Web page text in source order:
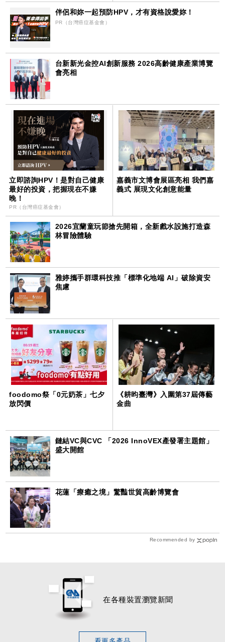
伴侶和妳一起預防HPV，才有資格說愛妳！
PR（台灣癌症基金會）
台新新光金控AI創新服務 2026高齡健康產業博覽
會亮相
立即諮詢HPV！是對自己健康
最好的投資，把握現在不嫌
晚！
PR（台灣癌症基金會）
嘉義市文博會展區亮相 我們嘉
義式 展現文化創意能量
2026宜蘭童玩節搶先開箱，全新戲水設施打造森
林冒險體驗
雅婷攜手群環科技推「標準化地端 AI」破除資安
焦慮
foodomo祭「0元奶茶」七夕
放閃價
《耕昀臺灣》入圍第37屆傳藝
金曲
鏈結VC與CVC 「2026 InnoVEX產發署主題館」
盛大開館
花蓮「療癒之境」驚豔世貿高齡博覽會
Recommended by
在各種裝置瀏覽新聞